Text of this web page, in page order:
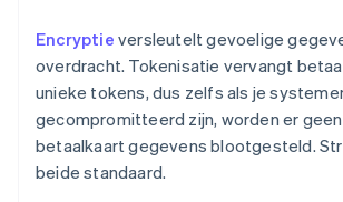
Encryptie versleutelt gevoelige
overdracht. Tokenisatie vervangt
unieke tokens, dus zelfs als je
gecompromitteerd zijn, worden er
betaalkaart gegevens blootgesteld.
beide standaard.